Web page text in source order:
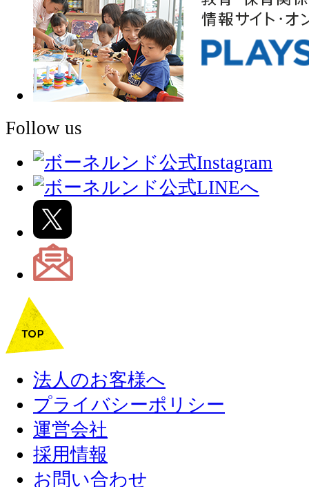
Follow us
法人のお客様へ
プライバシーポリシー
運営会社
採用情報
お問い合わせ